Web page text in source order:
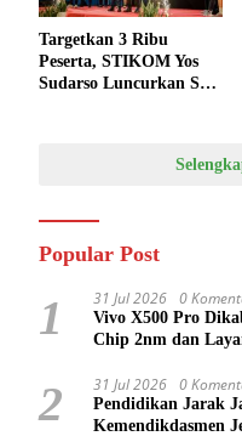
Targetkan 3 Ribu
Peserta, STIKOM Yos
Sudarso Luncurkan SYS
Popular Post
1 31 Jul 2026 0
Vivo X500 Pro
Chip 2nm dan
2 31 Jul 2026 0
Pendidikan Jarak
Kemendikdasmen